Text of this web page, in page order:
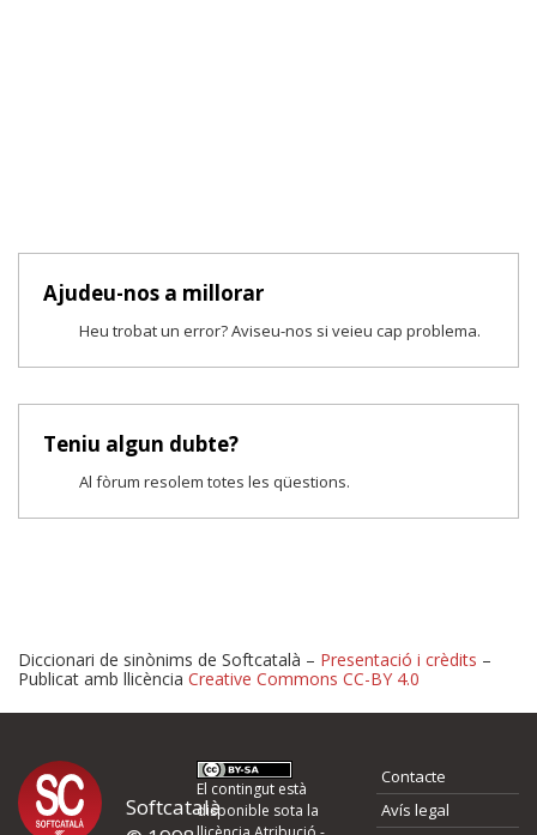
Ajudeu-nos a millorar
Heu trobat un error? Aviseu-nos si veieu cap problema.
Teniu algun dubte?
Al fòrum resolem totes les qüestions.
Proposeu-nos millores o
d'errors
Diccionari de sinònims de Softcatalà – Presentació i crèdits –
Publicat amb llicència Creative Commons CC-BY 4.0
Softcatalà
El contingut està
disponible sota la
Contacte
Avís legal